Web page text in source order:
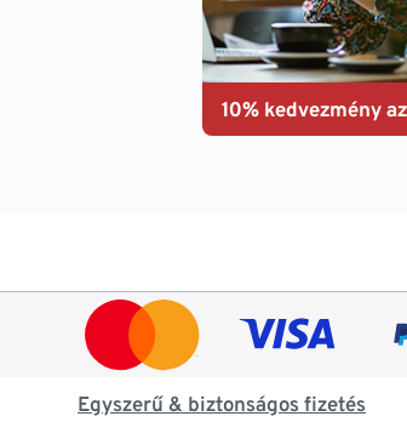
10% kedvezmény
Egyszerű & biztonságos fizetés